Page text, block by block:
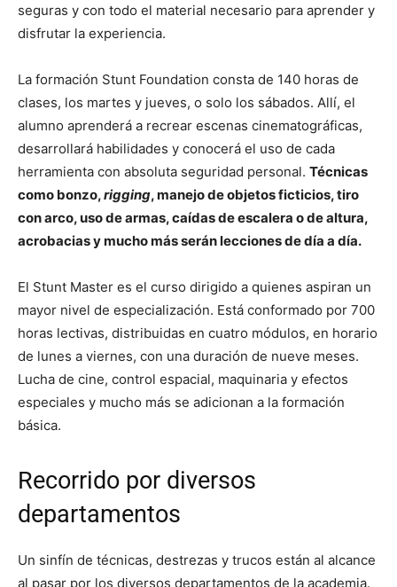
seguras y con todo el material necesario para aprender y
disfrutar la experiencia.
La formación Stunt Foundation consta de 140 horas de
clases, los martes y jueves, o solo los sábados. Allí, el
alumno aprenderá a recrear escenas cinematográficas,
desarrollará habilidades y conocerá el uso de cada
herramienta con absoluta seguridad personal. Técnicas
como bonzo,rigging, manejo de objetos ficticios, tiro
con arco, uso de armas, caídas de escalera o de altura,
acrobacias y mucho más serán lecciones de día a día.
El Stunt Master es el curso dirigido a quienes aspiran un
mayor nivel de especialización. Está conformado por 700
horas lectivas, distribuidas en cuatro módulos, en horario
de lunes a viernes, con una duración de nueve meses.
Lucha de cine, control espacial, maquinaria y efectos
especiales y mucho más se adicionan a la formación
básica.
Recorrido por diversos
departamentos
Un sinfín de técnicas, destrezas y trucos están al alcance
al pasar por los diversos departamentos de la academia.